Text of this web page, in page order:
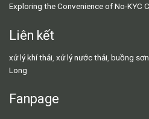
Exploring the Convenience of No-KYC
Liên kết
xử lý khí thải, xử lý nước thải, buồng
Long
Fanpage